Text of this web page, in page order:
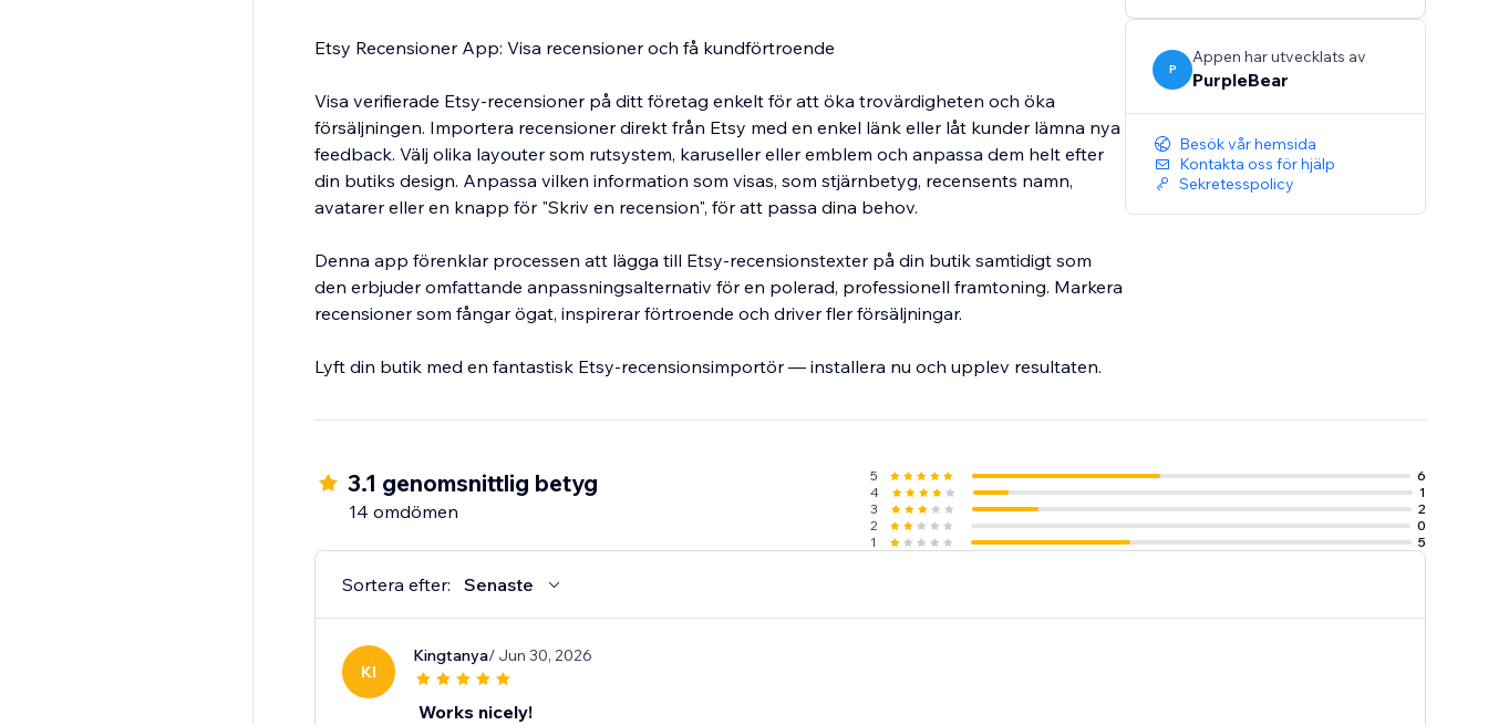
Etsy Recensioner App: Visa recensioner och få kundförtroende
Visa verifierade Etsy-recensioner på ditt företag enkelt för att öka trovärdigheten och öka
försäljningen. Importera recensioner direkt från Etsy med en enkel länk eller låt kunder lämna nya
feedback. Välj olika layouter som rutsystem, karuseller eller emblem och anpassa dem helt efter
din butiks design. Anpassa vilken information som visas, som stjärnbetyg, recensents namn,
avatarer eller en knapp för "Skriv en recension", för att passa dina behov.
Denna app förenklar processen att lägga till Etsy-recensionstexter på din butik samtidigt som
den erbjuder omfattande anpassningsalternativ för en polerad, professionell framtoning. Markera
recensioner som fångar ögat, inspirerar förtroende och driver fler försäljningar.
Lyft din butik med en fantastisk Etsy-recensionsimportör — installera nu och upplev resultaten.
P
Appen har utvecklats av
PurpleBear
Besök vår hemsida
Kontakta oss för hjälp
Sekretesspolicy
3.1 genomsnittlig betyg
14 omdömen
5
6
4
1
3
2
2
0
1
5
Sortera efter: Senaste
KI
Kingtanya/ Jun 30, 2026
Works nicely!